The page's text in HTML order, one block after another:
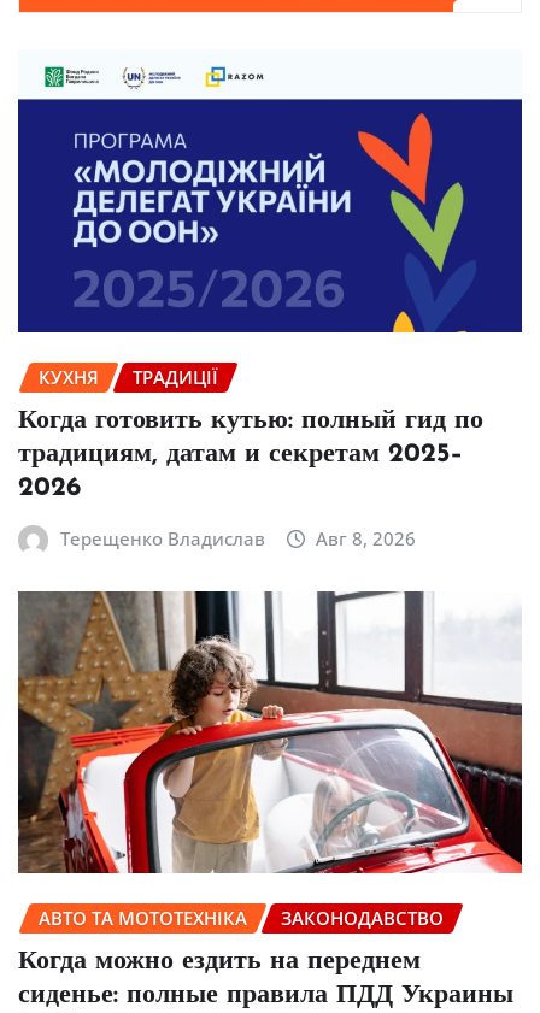
КУХНЯ ТРАДИЦІЇ
Когда готовить кутью: полный гид по
традициям, датам и секретам 2025–
2026
Терещенко Владислав Авг 8, 2026
АВТО ТА МОТОТЕХНІКА ЗАКОНОДАВСТВО
Когда можно ездить на переднем
сиденье: полные правила ПДД Украины